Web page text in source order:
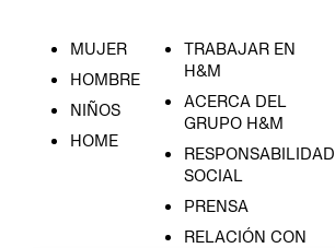
MUJER
HOMBRE
NIÑOS
HOME
TRABAJAR EN
H&M
ACERCA DEL
GRUPO H&M
RESPONSABILIDAD
SOCIAL
PRENSA
RELACIÓN CON